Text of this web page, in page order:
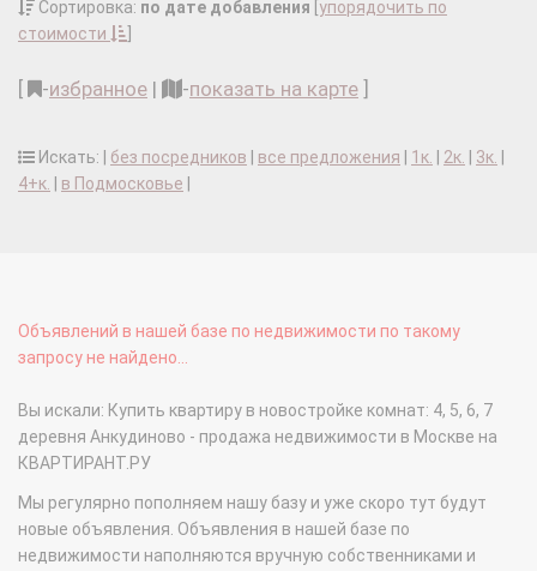
Сортировка: по дате добавления упорядочить по
стоимости
-избранное | -показать на карте
Искать: | без посредников все предложения 1к. 2к. 3к.
4+к.
в Подмосковье
Объявлений в нашей базе по недвижимости по такому
запросу не найдено...
Вы искали: Купить квартиру в новостройке комнат: 4, 5, 6, 7
деревня Анкудиново - продажа недвижимости в Москве на
КВАРТИРАНТ.РУ
Мы регулярно пополняем нашу базу и уже скоро тут будут
новые объявления. Объявления в нашей базе по
недвижимости наполняются вручную собственниками и